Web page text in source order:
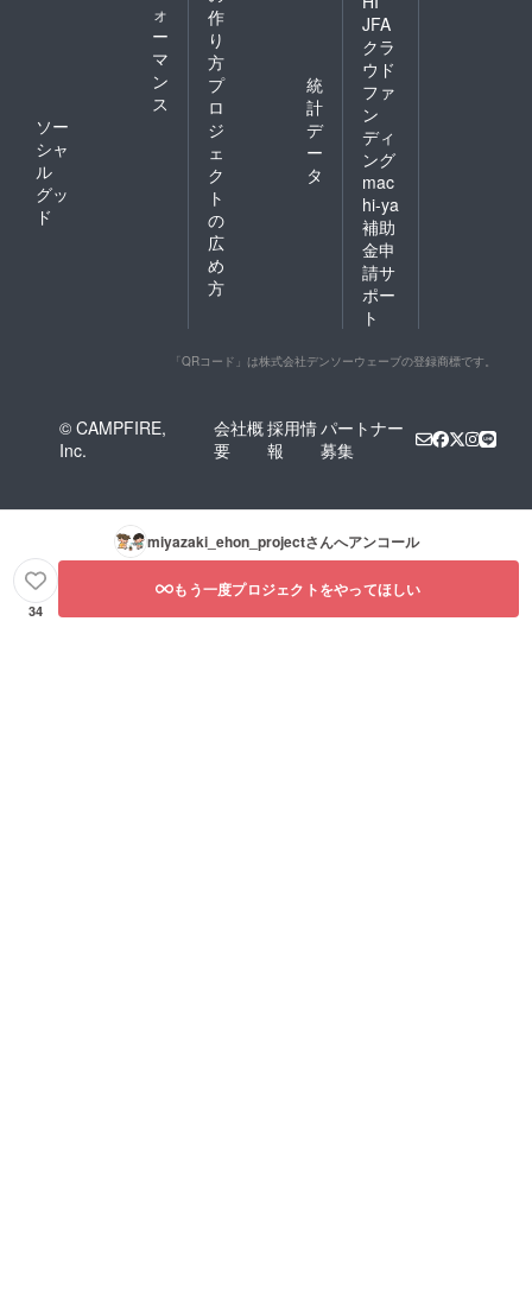
ォ
ー
マ
ン
ス
ソー
シャ
ル
グッ
ド
作
り
方
プ
ロ
ジ
ェ
ク
ト
の
広
め
方
統
計
デ
ー
タ
JFA
クラ
ウド
ファ
ン
ディ
ング
mac
hi-ya
補助
金申
請サ
ポー
ト
「QRコード」は株式会社デンソーウェーブの登録商標です。
© CAMPFIRE,
Inc.
会社概
要
採用情
報
パートナー
募集
miyazaki_ehon_projectさんへアンコール
34
もう一度プロジェクトをやってほしい